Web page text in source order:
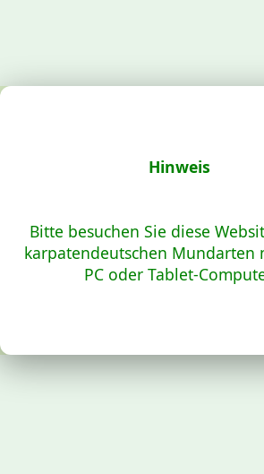
Hinweis
Bitte besuchen Sie diese
karpatendeutschen Mundarten
PC oder Tablet-